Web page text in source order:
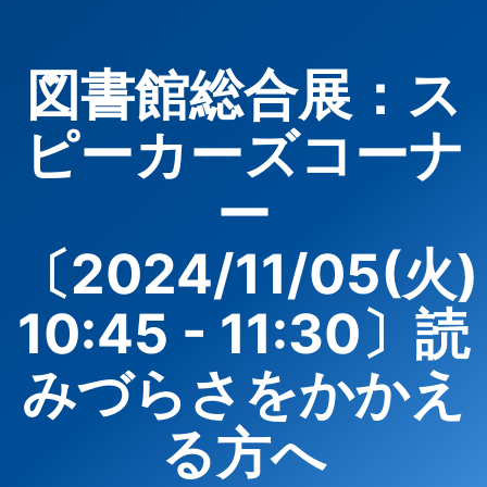
図書館総合展：ス
ピーカーズコーナ
ー
〔2024/11/05(火)
10:45 - 11:30〕読
みづらさをかかえ
る方へ